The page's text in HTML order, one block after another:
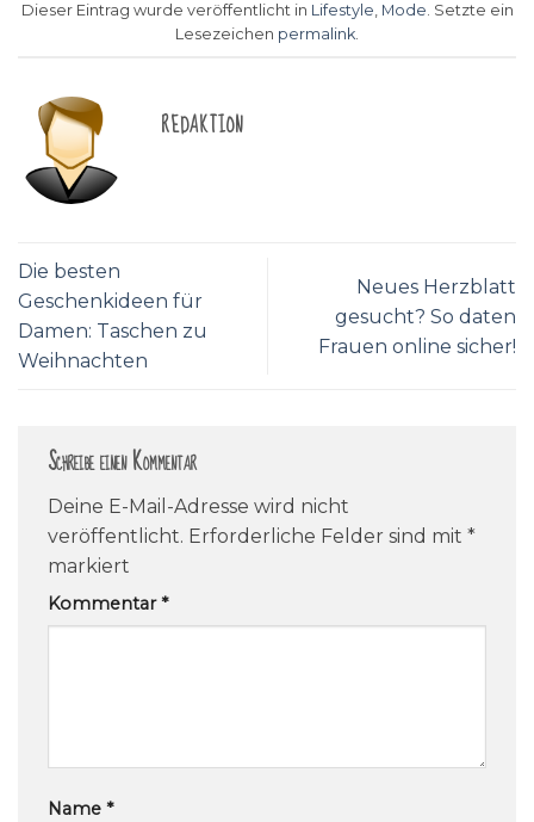
Dieser Eintrag wurde veröffentlicht in Lifestyle, Mode. Setzte ein
Lesezeichen permalink.
REDAKTION
Die besten
Geschenkideen für
Damen: Taschen zu
Weihnachten
Neues Herzblatt
gesucht? So daten
Frauen online sicher!
Schreibe einen Kommentar
Deine E-Mail-Adresse wird nicht
veröffentlicht. Erforderliche Felder sind mit *
markiert
Kommentar*
Name *